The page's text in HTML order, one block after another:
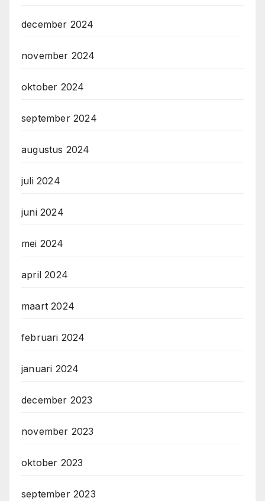
december 2024
november 2024
oktober 2024
september 2024
augustus 2024
juli 2024
juni 2024
mei 2024
april 2024
maart 2024
februari 2024
januari 2024
december 2023
november 2023
oktober 2023
september 2023